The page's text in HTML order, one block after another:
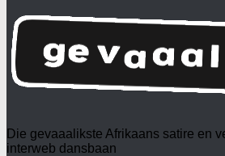
Die gevaaalikste Afrikaans satire en
interweb dansbaan